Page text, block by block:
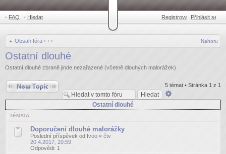
• FAQ • Hledat Registrovat •Přihlásit se
Obsah fóra ‹ ‹ ‹ Nahoru
Ostatní dlouhé
Ostatní dlouhé zbraně jinde nezařazené (včetně dlouhých malorážek)
5 témat • Stránka 1 z 1
Odeslat nové téma
hledání
Ostatní dlouhé
TÉMATA
Doporučení dlouhé malorážky
Poslední příspěvek od Ivoo « čtv
20.4.2017, 20:59
Odpovědi: 1